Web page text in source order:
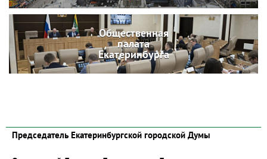
Общественная
палата
Екатеринбурга
Председатель Екатеринбургской городской Думы